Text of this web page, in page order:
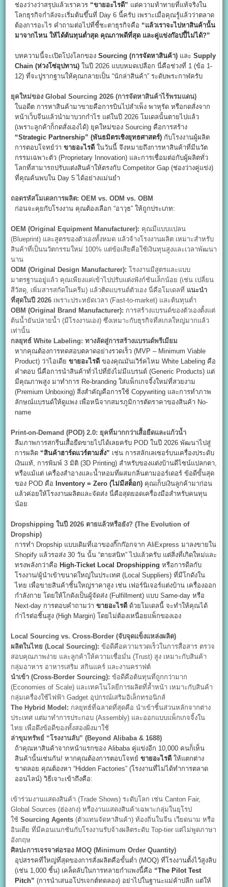
ช่องว่างว่าสรุปแล้วเราควร “ขายอะไรดี” แต่ความท้าทายที่แท้จริงใน
โลกธุรกิจกำลังจะเริ่มต้นขึ้นที่ Day 6 นี้ครับ เพราะเมื่อคุณรู้แล้วว่าตลาด
ต้องการอะไร คำถามต่อไปที่ชี้ชะตาธุรกิจคือ “แล้วเราจะไปหาสินค้านั้น
มาจากไหน ให้ได้ต้นทุนต่ำสุด คุณภาพดีที่สุด และคู่แข่งก๊อปปี้ไม่ได้?”
บทความนี้จะเปิดโปงโลกของSourcing (การจัดหาสินค้า) และSupply
Chain (ห่วงโซ่อุปทาน) ในปี 2026 แบบหมดเปลือก นี่คือช่วงที่ 1 (ข้อ 1-
12) ที่จะปูรากฐานให้คุณกลายเป็น “นักล่าสินค้า” ระดับพระกาฬครับ
ยุคใหม่ของ Global Sourcing 2026 (การจัดหาสินค้าไร้พรมแดน)
ในอดีต การหาสินค้ามาขายคือการบินไปสำเพ็ง พาหุรัด หรือกดสั่งจาก
หน้าเว็บจีนแล้วนำมาบวกกำไร แต่ในปี 2026 โมเดลนั้นตายไปแล้ว
(เพราะลูกค้าก็กดสั่งเองได้) ยุคใหม่ของ Sourcing คือการสร้าง
“Strategic Partnership” (พันธมิตรเชิงยุทธศาสตร์) กับโรงงานผู้ผลิต
การตอบโจทย์ว่าขายอะไรดี ในวันนี้ จึงหมายถึงการหาสินค้าที่มีนวัต
กรรมเฉพาะตัว (Proprietary Innovation) และการเชื่อมต่อกับผู้ผลิตทั่ว
โลกที่สามารถปรับแต่งสินค้าให้ตรงกับ Competitor Gap (ช่องว่างคู่แข่ง)
ที่คุณค้นพบใน Day 5 ได้อย่างแม่นยำ
ถอดรหัสโมเดลการผลิต: OEM vs. ODM vs. OBM
ก่อนจะคุยกับโรงงาน คุณต้องเลือก “อาวุธ” ให้ถูกประเภท:
OEM (Original Equipment Manufacturer): คุณมีแบบแปลน
(Blueprint) และสูตรของตัวเองทั้งหมด แล้วจ้างโรงงานผลิต เหมาะสำหรับ
สินค้าที่เป็นนวัตกรรมใหม่ 100% แต่ข้อเสียคือใช้เงินทุนสูงและเวลาพัฒนา
นาน
ODM (Original Design Manufacturer): โรงงานมีสูตรและแบบ
มาตรฐานอยู่แล้ว คุณเพียงแค่เข้าไปปรับแต่งฟังก์ชันเล็กน้อย (เช่น เปลี่ยน
สีวัสดุ, เพิ่มสารสกัดในครีม) แล้วติดแบรนด์ตัวเอง นี่คือโมเดลที่ แนะนำ
ที่สุดในปี 2026 เพราะประหยัดเวลา (Fast-to-market) และต้นทุนต่ำ
OBM (Original Brand Manufacturer): การสร้างแบรนด์ของตัวเองตั้งแต่
ต้นน้ำยันปลายน้ำ (มีโรงงานเอง) ซึ่งเหมาะกับธุรกิจที่สเกลใหญ่มากแล้ว
เท่านั้น
กลยุทธ์ White Labeling:ทางลัดสู่การสร้างแบรนด์พรีเมียม
หากคุณต้องการทดสอบตลาดอย่างรวดเร็ว (MVP – Minimum Viable
Product) ว่าไอเดียขายอะไรดี ของคุณมันเวิร์คไหม White Labeling คือ
คำตอบ นี่คือการนำสินค้าทั่วไปที่ยังไม่มีแบรนด์ (Generic Products) แต่
มีคุณภาพสูง มาทำการ Re-branding ใส่แพ็กเกจจิ้งใหม่ที่สวยงาม
(Premium Unboxing) สิ่งสำคัญคือการใช้ Copywriting และการทำภาพ
ลักษณ์แบรนด์ให้ดูแพง เพื่อหนีจากสมรภูมิการตัดราคาของสินค้า No-
name
Print-on-Demand (POD) 2.0: ยุคที่มากกว่าเสื้อยืดและแก้วน้ำ
ลืมภาพการสกรีนเสื้อยืดขายไปได้เลยครับ POD ในปี 2026 พัฒนาไปสู่
การผลิต “สินค้าฮาร์ดแวร์ตามสั่ง” เช่น การสลักเลเซอร์บนเครื่องประดับ
เงินแท้, การพิมพ์ 3 มิติ (3D Printing) สำหรับของแต่งบ้านดีไซน์แปลกตา,
หรือแม้แต่ เครื่องสำอางและน้ำหอมที่ผสมกลิ่นตามออร์เดอร์ ข้อดีขั้นสุด
ของ POD คือ Inventory = Zero (ไม่มีสต็อก) คุณเก็บเงินลูกค้ามาก่อน
แล้วค่อยให้โรงงานผลิตและจัดส่ง นี่คือสุดยอดเครื่องมือสำหรับคนทุน
น้อย
Dropshippingในปี 2026 ตายแล้วหรือยัง? (The Evolution of
Dropship)
การทำ Dropship แบบเดิมที่เอาของกิ๊กก๊อกจาก AliExpress มาลงขายใน
Shopify แล้วรอส่ง 30 วัน นั้น “ตายสนิท” ไปแล้วครับ แต่สิ่งที่เกิดใหม่และ
ทรงพลังกว่าคือ High-Ticket Local Dropshipping หรือการดีลกับ
โรงงาน/ผู้นำเข้าขนาดใหญ่ในประเทศ (Local Suppliers) ที่มีโกดังใน
ไทย เพื่อขายสินค้าชิ้นใหญ่ราคาสูง เช่น เฟอร์นิเจอร์แต่งบ้าน เครื่องออก
กำลังกาย โดยให้โกดังเป็นผู้จัดส่ง (Fulfillment) แบบ Same-day หรือ
Next-day การตอบคำถามว่าขายอะไรดี ด้วยโมเดลนี้ จะทำให้คุณได้
กำไรต่อชิ้นสูง (High Margin) โดยไม่ต้องเหนื่อยแพ็กของเอง
Local Sourcing vs. Cross-Border (จับจุดแข็งแหล่งผลิต)
ผลิตในไทย (Local Sourcing): ข้อดีคือความรวดเร็วในการสื่อสาร ตรวจ
สอบคุณภาพง่าย และลูกค้าให้ความเชื่อมั่น (Trust) สูง เหมาะกับสินค้า
กลุ่มอาหาร อาหารเสริม สกินแคร์ และงานคราฟต์
นำเข้า (Cross-Border Sourcing): ข้อดีคือต้นทุนที่ถูกกว่ามาก
(Economies of Scale) และเทคโนโลยีการผลิตที่ล้ำหน้า เหมาะกับสินค้า
กลุ่มเครื่องใช้ไฟฟ้า Gadget อุปกรณ์เสริมอิเล็กทรอนิกส์
The Hybrid Model: กลยุทธ์ที่ฉลาดที่สุดคือ นำเข้าชิ้นส่วนหลักจากต่าง
ประเทศ แต่มาทำการประกอบ (Assembly) และออกแบบแพ็กเกจจิ้งใน
ไทย เพื่อดึงข้อดีของทั้งสองฝั่งมาใช้
ล่าขุมทรัพย์ “โรงงานลับ” (Beyond Alibaba & 1688)
ถ้าคุณหาสินค้าจากหน้าแรกของ Alibaba คู่แข่งอีก 10,000 คนก็เห็น
สินค้านั้นเช่นกัน! หากคุณต้องการตอบโจทย์ขายอะไรดี ให้แตกต่าง
ขาดลอย คุณต้องหา “Hidden Factories” (โรงงานที่ไม่ได้ทำการตลาด
ออนไลน์) วิธีเจาะเข้าถึงคือ:
เข้าร่วมงานแสดงสินค้า (Trade Shows) ระดับโลก เช่น Canton Fair,
Global Sources (ฮ่องกง) หรืองานแสดงสินค้าเฉพาะกลุ่มในยุโรป
ใช้Sourcing Agents (ตัวแทนจัดหาสินค้า) ท้องถิ่นในจีน เวียดนาม หรือ
อินเดีย ที่มีคอนเนกชันกับโรงงานรับจ้างผลิตระดับ Top-tier แต่ไม่พูดภาษา
อังกฤษ
ศิลปะการเจรจาต่อรอง MOQ (Minimum Order Quantity)
อุปสรรคที่ใหญ่ที่สุดของการสั่งผลิตคือขั้นต่ำ (MOQ) ที่โรงงานตั้งไว้สูงลิบ
(เช่น 1,000 ชิ้น) เคล็ดลับในการทลายกำแพงนี้คือ “The Pilot Test
Pitch” (การนำเสนอโปรเจกต์ทดลอง) อย่าไปในฐานะแม่ค้าปลีก แต่ให้